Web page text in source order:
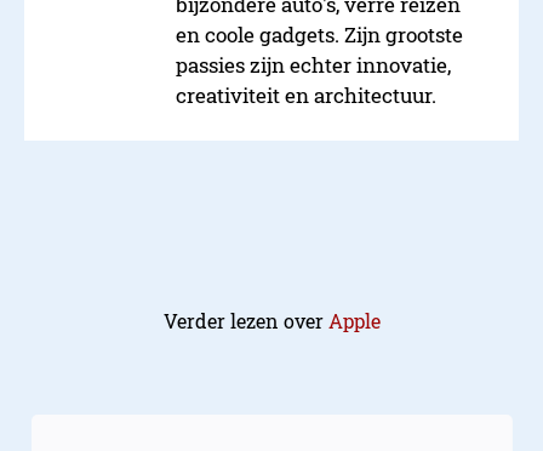
en coole gadgets. Zijn grootste
passies zijn echter innovatie,
creativiteit en architectuur.
Verder lezen over Apple